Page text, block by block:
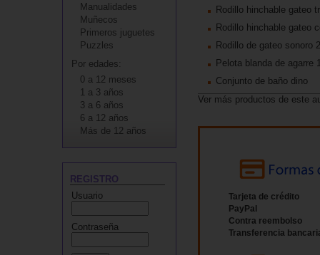
Manualidades
Muñecos
Primeros juguetes
Puzzles
Por edades:
0 a 12 meses
1 a 3 años
3 a 6 años
6 a 12 años
Más de 12 años
REGISTRO
Usuario
Contraseña
Rodillo hinchable gateo
Rodillo hinchable gateo
Rodillo de gateo sonoro
Pelota blanda de agarre
Conjunto de baño dino
Ver más productos de este
Tarjeta de crédito
PayPal
Contra reembolso
Transferencia